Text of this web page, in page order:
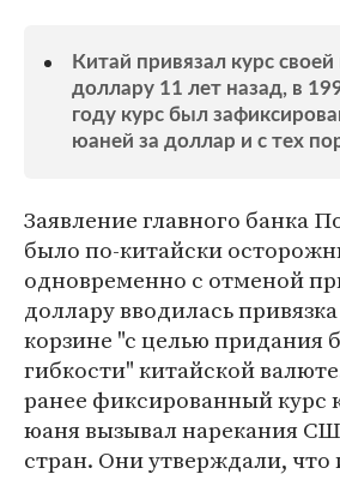
Китай привязал курс
доллару 11 лет назад, в
году курс был
юаней за доллар и с тех
Заявление главного банка
было по-китайски
одновременно с отменой
доллару вводилась
корзине "с целью придания
гибкости" китайской
ранее фиксированный курс
юаня вызывал нарекания
стран. Они утверждали, что